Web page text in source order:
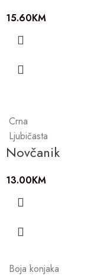
15.60KM
Crna
Ljubičasta
Novčanik
13.00KM
Boja konjaka